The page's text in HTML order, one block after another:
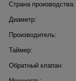
Страна производства:
Диаметр:
Производитель:
Таймер:
Обратный клапан: